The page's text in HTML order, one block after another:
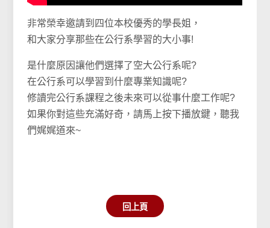
非常榮幸邀請到四位本校優秀的學長姐，
和大家分享那些在公行系學習的大小事!
是什麼原因讓他們選擇了空大公行系呢?
在公行系可以學習到什麼專業知識呢?
修讀完公行系課程之後未來可以從事什麼工作呢?
如果你對這些充滿好奇，請馬上按下播放鍵，聽我
們娓娓道來~
回上頁